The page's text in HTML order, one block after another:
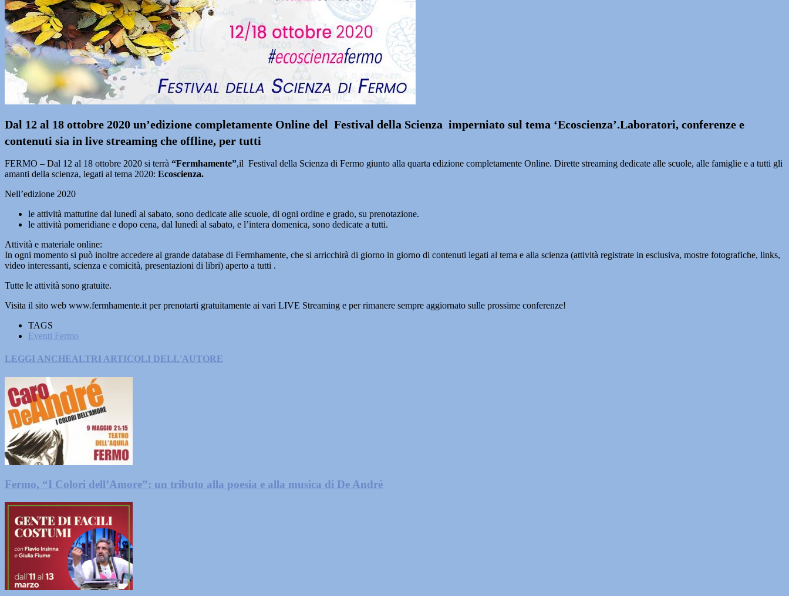
Dal 12 al 18 ottobre 2020 un’edizione completamente Online del Festival della Scienza imperniato sul tema ‘Ecoscienza’.Laboratori, conferenze e
contenuti sia in live streaming che offline, per tutti
FERMO – Dal 12 al 18 ottobre 2020 si terrà “Fermhamente”,il Festival della Scienza di Fermo giunto alla quarta edizione completamente Online. Dirette streaming dedicate alle scuole, alle famiglie e a tutti gli
amanti della scienza, legati al tema 2020: Ecoscienza.
Nell’edizione 2020
le attività mattutine dal lunedì al sabato, sono dedicate alle scuole, di ogni ordine e grado, su prenotazione.
le attività pomeridiane e dopo cena, dal lunedì al sabato, e l’intera domenica, sono dedicate a tutti.
Attività e materiale online:
In ogni momento si può inoltre accedere al grande database di Fermhamente, che si arricchirà di giorno in giorno di contenuti legati al tema e alla scienza (attività registrate in esclusiva, mostre fotografiche, links,
video interessanti, scienza e comicità, presentazioni di libri) aperto a tutti .
Tutte le attività sono gratuite.
Visita il sito web www.fermhamente.it per prenotarti gratuitamente ai vari LIVE Streaming e per rimanere sempre aggiornato sulle prossime conferenze!
TAGS
Eventi Fermo
LEGGI ANCHEALTRI ARTICOLI DELL'AUTORE
Fermo, “I Colori dell’Amore”: un tributo alla poesia e alla musica di De André